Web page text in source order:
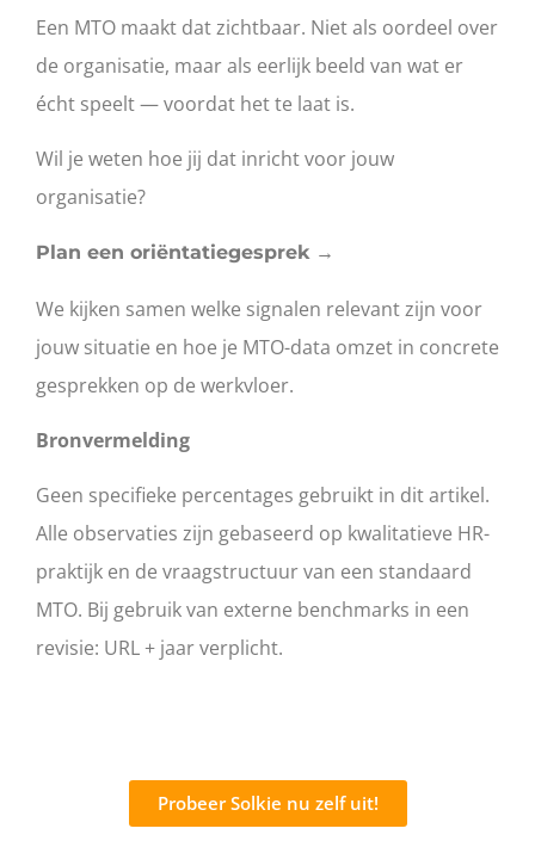
Een MTO maakt dat zichtbaar. Niet als oordeel over
de organisatie, maar als eerlijk beeld van wat er
écht speelt — voordat het te laat is.
Wil je weten hoe jij dat inricht voor jouw
organisatie?
Plan een oriëntatiegesprek →
We kijken samen welke signalen relevant zijn voor
jouw situatie en hoe je MTO-data omzet in concrete
gesprekken op de werkvloer.
Bronvermelding
Geen specifieke percentages gebruikt in dit artikel.
Alle observaties zijn gebaseerd op kwalitatieve HR-
praktijk en de vraagstructuur van een standaard
MTO. Bij gebruik van externe benchmarks in een
revisie: URL + jaar verplicht.
Probeer Solkie nu zelf uit!